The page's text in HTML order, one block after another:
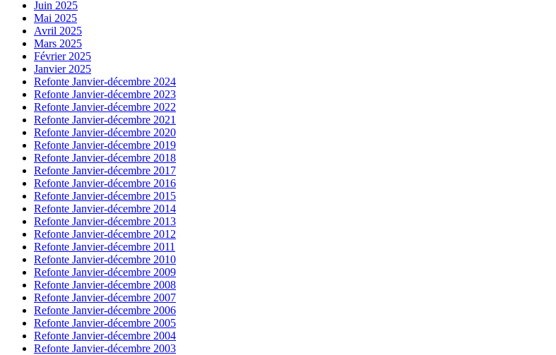
Juin 2025
Mai 2025
Avril 2025
Mars 2025
Février 2025
Janvier 2025
Refonte Janvier-décembre 2024
Refonte Janvier-décembre 2023
Refonte Janvier-décembre 2022
Refonte Janvier-décembre 2021
Refonte Janvier-décembre 2020
Refonte Janvier-décembre 2019
Refonte Janvier-décembre 2018
Refonte Janvier-décembre 2017
Refonte Janvier-décembre 2016
Refonte Janvier-décembre 2015
Refonte Janvier-décembre 2014
Refonte Janvier-décembre 2013
Refonte Janvier-décembre 2012
Refonte Janvier-décembre 2011
Refonte Janvier-décembre 2010
Refonte Janvier-décembre 2009
Refonte Janvier-décembre 2008
Refonte Janvier-décembre 2007
Refonte Janvier-décembre 2006
Refonte Janvier-décembre 2005
Refonte Janvier-décembre 2004
Refonte Janvier-décembre 2003